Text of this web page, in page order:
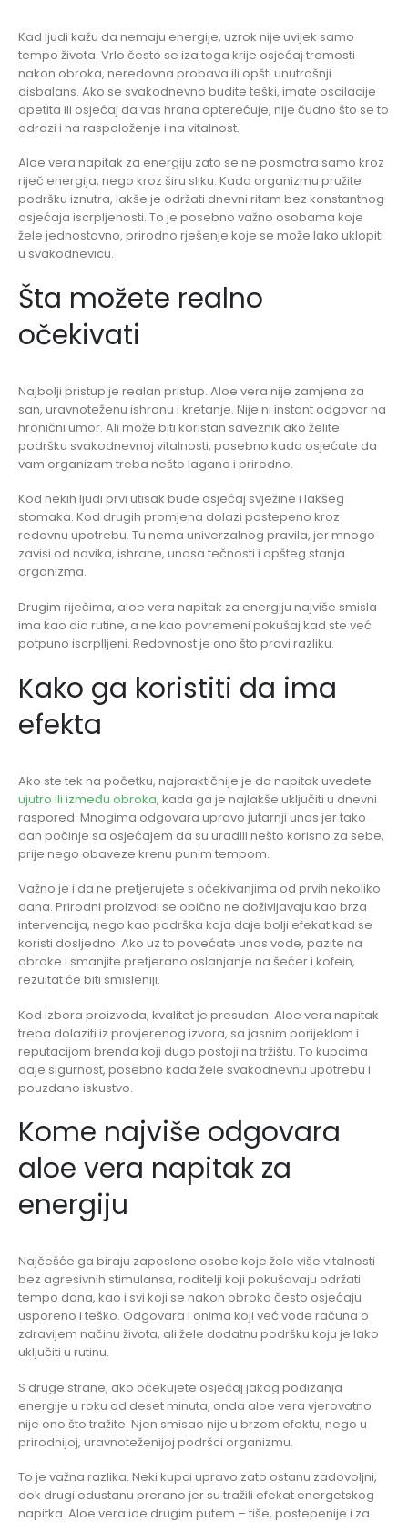
Kad ljudi kažu da nemaju energije, uzrok nije uvijek samo
tempo života. Vrlo često se iza toga krije osjećaj tromosti
nakon obroka, neredovna probava ili opšti unutrašnji
disbalans. Ako se svakodnevno budite teški, imate oscilacije
apetita ili osjećaj da vas hrana opterećuje, nije čudno što se to
odrazi i na raspoloženje i na vitalnost.
Aloe vera napitak za energiju zato se ne posmatra samo kroz
riječ energija, nego kroz širu sliku. Kada organizmu pružite
podršku iznutra, lakše je održati dnevni ritam bez konstantnog
osjećaja iscrpljenosti. To je posebno važno osobama koje
žele jednostavno, prirodno rješenje koje se može lako uklopiti
u svakodnevicu.
Šta možete realno
očekivati
Najbolji pristup je realan pristup. Aloe vera nije zamjena za
san, uravnoteženu ishranu i kretanje. Nije ni instant odgovor na
hronični umor. Ali može biti koristan saveznik ako želite
podršku svakodnevnoj vitalnosti, posebno kada osjećate da
vam organizam treba nešto lagano i prirodno.
Kod nekih ljudi prvi utisak bude osjećaj svježine i lakšeg
stomaka. Kod drugih promjena dolazi postepeno kroz
redovnu upotrebu. Tu nema univerzalnog pravila, jer mnogo
zavisi od navika, ishrane, unosa tečnosti i opšteg stanja
organizma.
Drugim riječima, aloe vera napitak za energiju najviše smisla
ima kao dio rutine, a ne kao povremeni pokušaj kad ste već
potpuno iscrplljeni. Redovnost je ono što pravi razliku.
Kako ga koristiti da ima
efekta
Ako ste tek na početku, najpraktičnije je da napitak uvedete
ujutro ili između obroka, kada ga je najlakše uključiti u dnevni
raspored. Mnogima odgovara upravo jutarnji unos jer tako
dan počinje sa osjećajem da su uradili nešto korisno za sebe,
prije nego obaveze krenu punim tempom.
Važno je i da ne pretjerujete s očekivanjima od prvih nekoliko
dana. Prirodni proizvodi se obično ne doživljavaju kao brza
intervencija, nego kao podrška koja daje bolji efekat kad se
koristi dosljedno. Ako uz to povećate unos vode, pazite na
obroke i smanjite pretjerano oslanjanje na šećer i kofein,
rezultat će biti smisleniji.
Kod izbora proizvoda, kvalitet je presudan. Aloe vera napitak
treba dolaziti iz provjerenog izvora, sa jasnim porijeklom i
reputacijom brenda koji dugo postoji na tržištu. To kupcima
daje sigurnost, posebno kada žele svakodnevnu upotrebu i
pouzdano iskustvo.
Kome najviše odgovara
aloe vera napitak za
energiju
Najčešće ga biraju zaposlene osobe koje žele više vitalnosti
bez agresivnih stimulansa, roditelji koji pokušavaju održati
tempo dana, kao i svi koji se nakon obroka često osjećaju
usporeno i teško. Odgovara i onima koji već vode računa o
zdravijem načinu života, ali žele dodatnu podršku koju je lako
uključiti u rutinu.
S druge strane, ako očekujete osjećaj jakog podizanja
energije u roku od deset minuta, onda aloe vera vjerovatno
nije ono što tražite. Njen smisao nije u brzom efektu, nego u
prirodnijoj, uravnoteženijoj podršci organizmu.
To je važna razlika. Neki kupci upravo zato ostanu zadovoljni,
dok drugi odustanu prerano jer su tražili efekat energetskog
napitka. Aloe vera ide drugim putem – tiše, postepenije i za